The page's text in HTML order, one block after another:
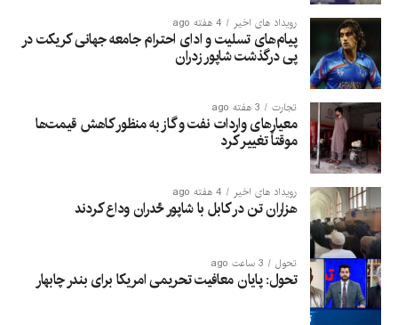
رویداد های اخیر 4 هفته ago
پیام‌های تسلیت و ادای احترام جامعه جهانی کریکت در
پی درگذشت شاپور زدران
تجارت 3 هفته ago
معیارهای واردات نفت و گاز به منظور کاهش قیمت‌ها
موقتاً تغییر کرد
رویداد های اخیر 4 هفته ago
هزاران تن در کابل با شاپور ځدران وداع کردند
تحول 3 ساعت ago
تحول: پایان معافیت تحریمی امریکا برای بندر چابهار